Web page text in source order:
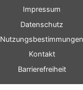
Impressum
Datenschutz
Nutzungsbestimmungen
Kontakt
Barrierefreiheit